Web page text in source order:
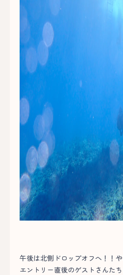
午後は北側ドロップオフへ！！
エントリー直後のゲストさんた